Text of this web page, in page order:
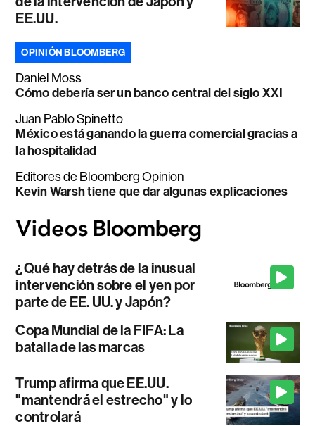
EE.UU.
OPINIÓN BLOOMBERG
Daniel Moss
Cómo debería ser un banco central del siglo XXI
Juan Pablo Spinetto
México está ganando la guerra comercial gracias a
la hospitalidad
Editores de Bloomberg Opinion
Kevin Warsh tiene que dar algunas explicaciones
¿Qué hay detrás de la inusual
intervención sobre el yen por
parte de EE. UU. y Japón?
Copa Mundial de la FIFA: La
batalla de las marcas
Trump afirma que EE.UU.
"mantendrá el estrecho" y lo
controlará